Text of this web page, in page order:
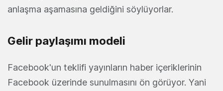
anlaşma aşamasına geldiğini söylüyorlar.
Gelir paylaşımı modeli
Facebook'un teklifi yayınların haber içeriklerinin
Facebook üzerinde sunulmasını ön görüyor. Yani